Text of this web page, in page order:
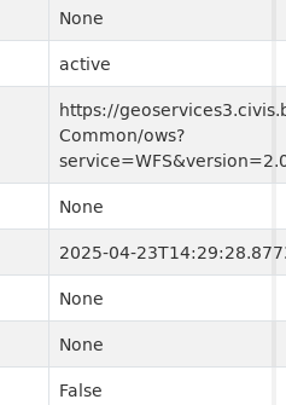
None
active
https://
Common/ows?
None
2025-04-
None
None
False